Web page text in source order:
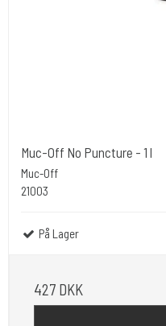
Muc-Off No Puncture - 1 l
Muc-Off
21003
På Lager
427 DKK